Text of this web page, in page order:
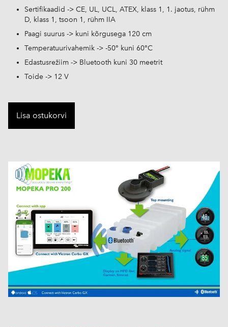
Sertifikaadid -> CE, UL, UCL, ATEX, klass 1, 1. jaotus, rühm
D, klass 1, tsoon 1, rühm IIA
Paagi suurus -> kuni kõrgusega 120 cm
Temperatuurivahemik -> -50° kuni 60°C
Edastusrežiim -> Bluetooth kuni 30 meetrit
Toide -> 12 V
Lisa ostukorvi